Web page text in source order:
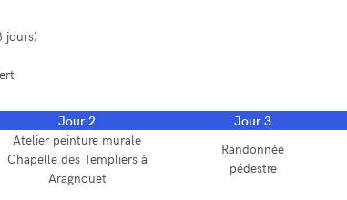
jours)
Jour 2 Jour 3
Atelier peinture murale
Randonnée
pédestre
Chapelle des Templiers à
Aragnouet